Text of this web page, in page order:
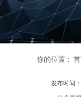
你的位置： 首
发布时间：